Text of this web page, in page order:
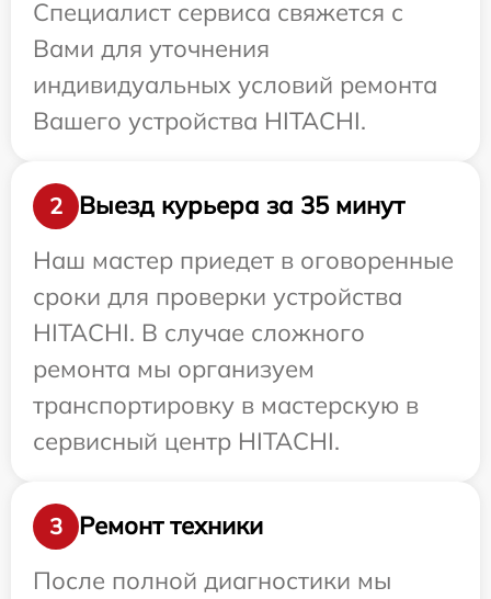
Специалист сервиса свяжется с
Вами для уточнения
индивидуальных условий ремонта
Вашего устройства HITACHI.
2
Выезд курьера за 35 минут
Наш мастер приедет в оговоренные
сроки для проверки устройства
HITACHI. В случае сложного
ремонта мы организуем
транспортировку в мастерскую в
сервисный центр HITACHI.
3
Ремонт техники
После полной диагностики мы